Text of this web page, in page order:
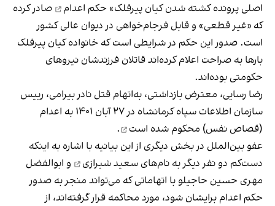
اصلی پرونده کشته شدن کیان پیرفلک»حکم اعدام
صادر کرده
که «غیر قطعی» و قابل فرجام‌خواهی در دیوان عالی کشور
است. صدور این حکم در شرایطی است که خانواده کیان پیرفلک
بارها به صراحت اعلام کرده‌اند قاتلان فرزندشان نیروهای
حکومتی بوده‌اند.
رضا رسایی، معترض بازداشتی، به‌اتهام قتل نادر بیرامی، رییس
سازمان اطلاعات سپاه کرمانشاه در ۲۷ آبان ۱۴۰۱ به اعدام
(قصاص نفس) محکوم شده است
.
عفو بین‌الملل در بخش دیگری از این بیانیه با اشاره به اینکه
دست‌کم دو نفر دیگر به نام‌های سعید شیرازی
و ابوالفضل
مهری حسین حاجیلو با اتهاماتی که می‌تواند منجر به صدور
حکم اعدام برایشان شود، مورد محاکمه قرار گرفته‌اند، از